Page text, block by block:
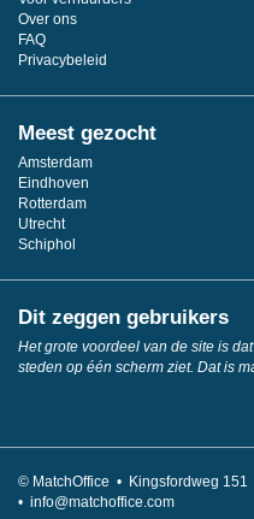
Over ons
FAQ
Privacybeleid
Meest gezocht
Amsterdam
Eindhoven
Rotterdam
Utrecht
Schiphol
Dit zeggen gebruikers
Het grote voordeel van de site is
steden op één scherm ziet. Dat is
© MatchOffice • Kingsfordweg 151
• info@matchoffice.com